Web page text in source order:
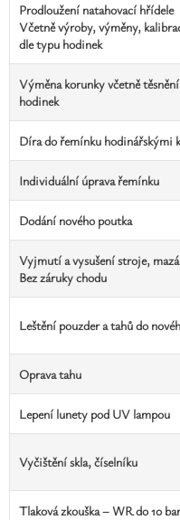
Prodloužení natahovací hřídele
Včetně výroby, výměny,
dle typu hodinek
Výměna korunky včetně
hodinek
Díra do řemínku hodinářskými
Individuální úprava řemínku
Dodání nového poutka
Vyjmutí a vysušení stroje,
Bez záruky chodu
Leštění pouzder a tahů do
Oprava tahu
Lepení lunety pod UV lampou
Vyčištění skla, číselníku
Tlaková zkouška – WR do 10